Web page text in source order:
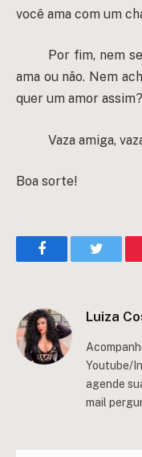
você ama com um
Por fim, nem
ama ou não. Nem
quer um amor
Vaza amiga,
Boa sorte!
FacebookTwitter
Luiza
Youtube/
agende
mail